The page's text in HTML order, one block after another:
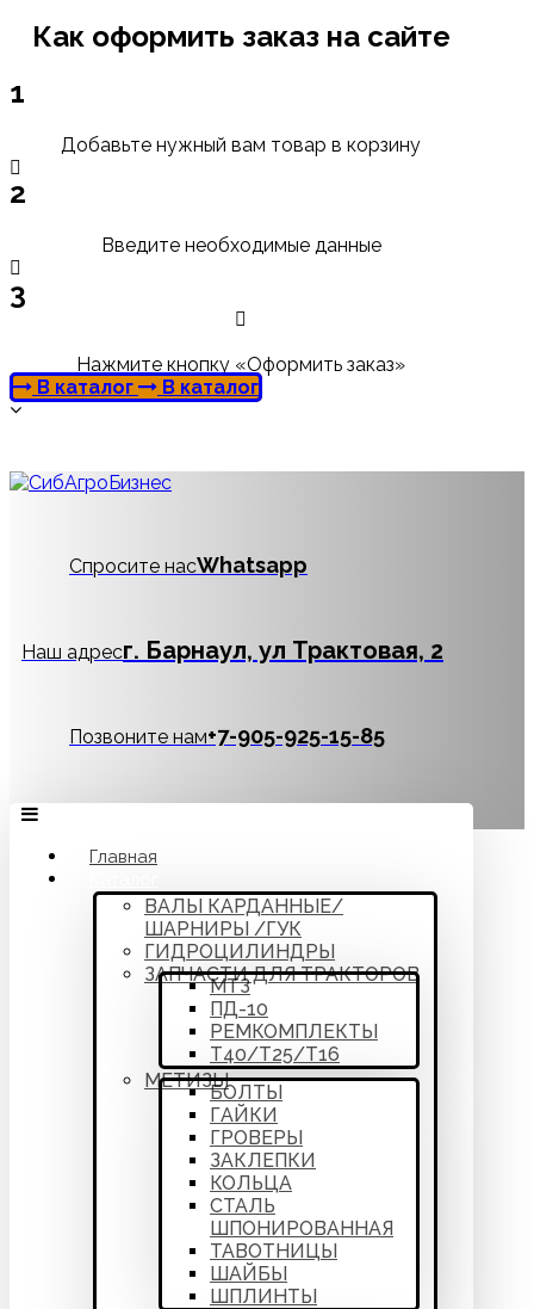
Как оформить заказ на сайте
1
Добавьте нужный вам товар в корзину
2
Введите необходимые данные
3
Нажмите кнопку «Оформить заказ»
В каталог
В каталог
Спросите насWhatsapp
Наш адресг. Барнаул, ул Трактовая, 2
Позвоните нам‪+7-905-925-15-85
Главная
ВАЛЫ КАРДАННЫЕ/
ШАРНИРЫ /ГУК
ГИДРОЦИЛИНДРЫ
ЗАПЧАСТИ ДЛЯ ТРАКТОРОВ
МТЗ
ПД-10
РЕМКОМПЛЕКТЫ
Т40/Т25/Т16
МЕТИЗЫ
БОЛТЫ
ГАЙКИ
ГРОВЕРЫ
ЗАКЛЕПКИ
КОЛЬЦА
СТАЛЬ
ШПОНИРОВАННАЯ
ТАВОТНИЦЫ
ШАЙБЫ
ШПЛИНТЫ